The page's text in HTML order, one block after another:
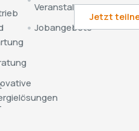
Veranstaltungen
Jobangebote